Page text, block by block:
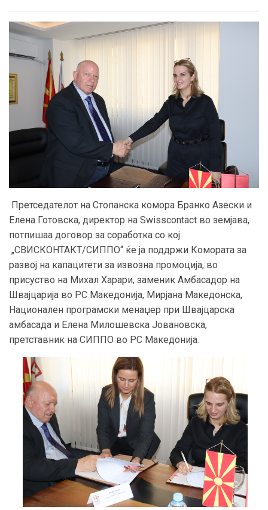
Претседателот на Стопанска комора Бранко Азески и
Елена Готовска, директор на Swisscontact во земјава,
потпишаа договор за соработка со кој
„СВИСКОНТАКТ/СИППО“ ќе ја поддржи Комората за
развој на капацитети за извозна промоција, во
присуство на Михал Харари, заменик Амбасадор на
Швајцарија во РС Македонија, Мирјана Македонска,
Национален програмски менаџер при Швајцарска
амбасада и Елена Милошевска Јовановска,
претставник на СИППО во РС Македонија.